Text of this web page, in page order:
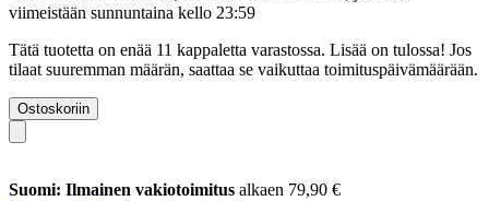
viimeistään sunnuntaina kello 23:59
Tätä tuotetta on enää 11 kappaletta varastossa. Lisää on tulossa! Jos
tilaat suuremman määrän, saattaa se vaikuttaa toimituspäivämäärään.
Ostoskoriin
Suomi: Ilmainen vakiotoimitus alkaen 79,90 €